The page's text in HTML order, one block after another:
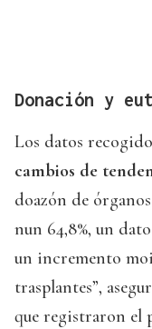
Donación y
Los datos
cambios de
doazón de
nun 64,8%, un
un incremento
trasplantes”,
que registraron el